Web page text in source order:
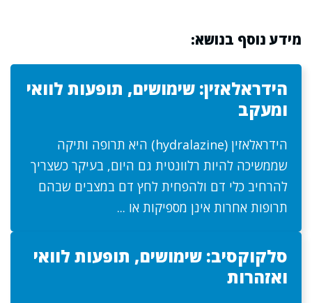
מידע נוסף בנושא:
הידראלאזין: שימושים, תופעות לוואי
ומעקב
הידראלאזין (hydralazine) היא תרופה ותיקה
שממשיכה להיות רלוונטית גם היום, בעיקר כשצריך
להרחיב כלי דם ולהפחית לחץ דם במצבים שבהם
תרופות אחרות אינן מספיקות או ...
סלקוקסיב: שימושים, תופעות לוואי
ואזהרות